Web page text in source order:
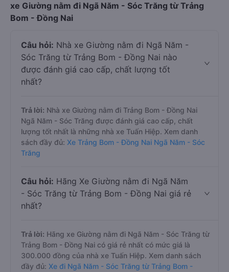
xe Giường nằm đi Ngã Năm - Sóc Trăng từ Trảng
Bom - Đồng Nai
Câu hỏi: Nhà xe Giường nằm đi Ngã Năm -
Sóc Trăng từ Trảng Bom - Đồng Nai nào
được đánh giá cao cấp, chất lượng tốt
nhất?
Trả lời: Nhà xe Giường nằm đi Trảng Bom - Đồng Nai
Ngã Năm - Sóc Trăng được đánh giá cao cấp, chất
lượng tốt nhất là những nhà xe Tuấn Hiệp. Xem danh
sách đầy đủ: Xe Trảng Bom - Đồng Nai Ngã Năm - Sóc
Trăng
Câu hỏi: Hãng Xe Giường nằm đi Ngã Năm
- Sóc Trăng từ Trảng Bom - Đồng Nai giá rẻ
nhất?
Trả lời: Hãng xe Giường nằm đi Ngã Năm - Sóc Trăng từ
Trảng Bom - Đồng Nai có giá rẻ nhất có mức giá là
300.000 đồng của nhà xe Tuấn Hiệp. Xem danh sách
đầy đủ: Xe đi Ngã Năm - Sóc Trăng từ Trảng Bom -